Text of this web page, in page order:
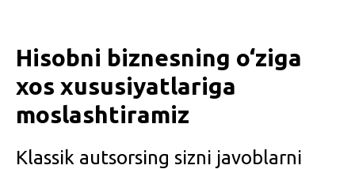
Hisobni biznesning o‘ziga
xos xususiyatlariga
moslashtiramiz
Klassik autsorsing sizni javoblarni